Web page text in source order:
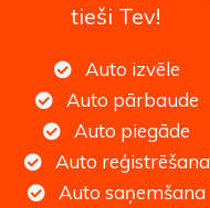
tieši Tev!
Auto izvēle
Auto pārbaude
Auto piegāde
Auto reģistrēšana
Auto saņemšana